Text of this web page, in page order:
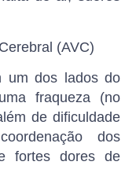
(AVC)
um dos lados do
fraqueza (no
de dificuldade
dos
fortes dores de